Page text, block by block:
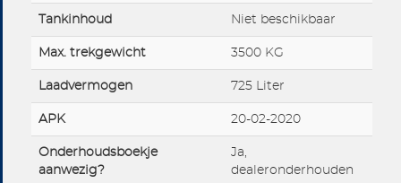
Tankinhoud Niet beschikbaar
Max. trekgewicht 3500 KG
Laadvermogen 725 Liter
APK 20-02-2020
Onderhoudsboekje
aanwezig?
Ja,
dealeronderhouden